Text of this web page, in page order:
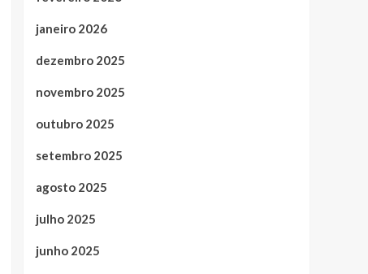
janeiro 2026
dezembro 2025
novembro 2025
outubro 2025
setembro 2025
agosto 2025
julho 2025
junho 2025